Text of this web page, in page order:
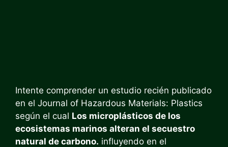
Intente comprender un estudio recién publicado
en el Journal of Hazardous Materials: Plastics
según el cual Los microplásticos de los
ecosistemas marinos alteran el secuestro
natural de carbono. influyendo en el